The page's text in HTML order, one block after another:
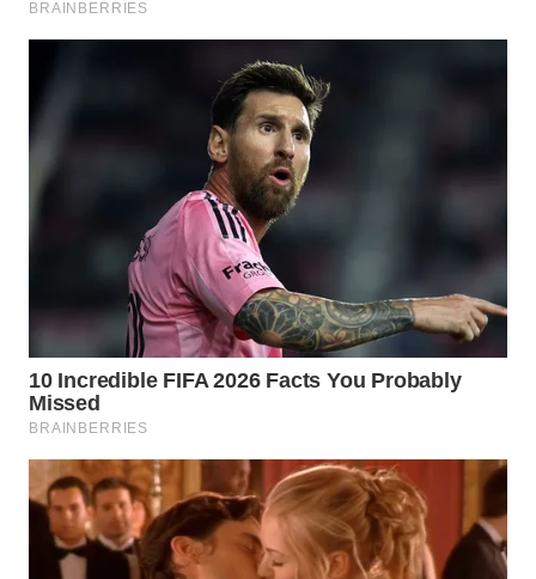
LABUANBAJO
Wahana
Group
WAHANA
NEWS
WAHANA
TANI